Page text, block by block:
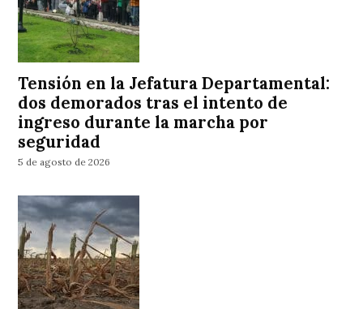
Tensión en la Jefatura Departamental:
dos demorados tras el intento de
ingreso durante la marcha por
seguridad
5 de agosto de 2026